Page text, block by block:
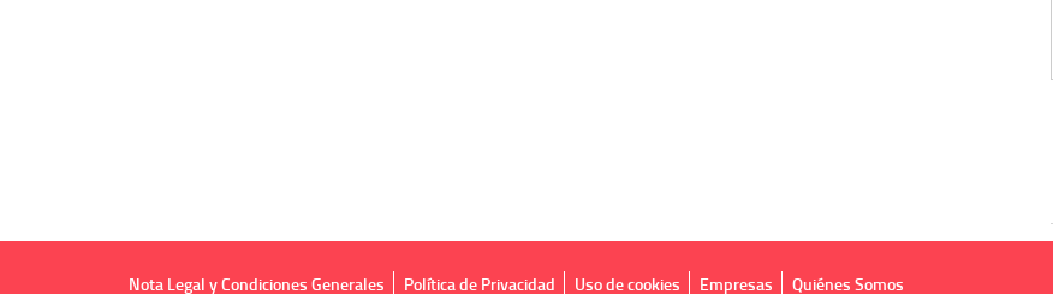
Nota Legal y Condiciones Generales Política de Privacidad Uso de cookies Empresas Quiénes Somos